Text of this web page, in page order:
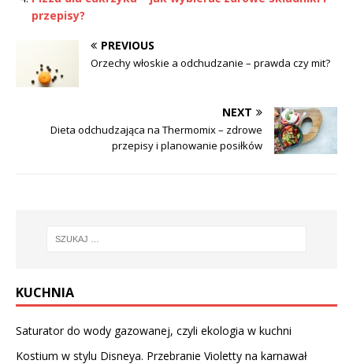
przepisy?
PREVIOUS
Orzechy włoskie a odchudzanie – prawda czy mit?
NEXT
Dieta odchudzająca na Thermomix – zdrowe
przepisy i planowanie posiłków
KUCHNIA
Saturator do wody gazowanej, czyli ekologia w kuchni
Kostium w stylu Disneya. Przebranie Violetty na karnawał